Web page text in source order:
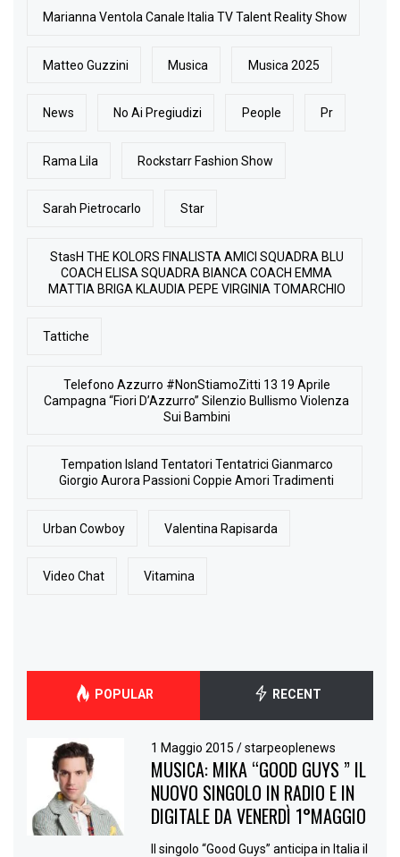
Marianna Ventola Canale Italia TV Talent Reality Show
Matteo Guzzini Musica Musica 2025
News No Ai Pregiudizi People Pr
Rama Lila Rockstarr Fashion Show
Sarah Pietrocarlo Star
StasH THE KOLORS FINALISTA AMICI SQUADRA BLU
COACH ELISA SQUADRA BIANCA COACH EMMA
MATTIA BRIGA KLAUDIA PEPE VIRGINIA TOMARCHIO
Tattiche
Telefono Azzurro #NonStiamoZitti 13 19 Aprile
Campagna “Fiori D’Azzurro” Silenzio Bullismo Violenza
Sui Bambini
Tempation Island Tentatori Tentatrici Gianmarco
Giorgio Aurora Passioni Coppie Amori Tradimenti
Urban Cowboy Valentina Rapisarda
Video Chat Vitamina
POPULAR RECENT
1 Maggio 2015/ starpeoplenews
MUSICA: MIKA “GOOD GUYS ” IL
NUOVO SINGOLO IN RADIO E IN
DIGITALE DA VENERDÌ 1°MAGGIO
Il singolo “Good Guys” anticipa in Italia il